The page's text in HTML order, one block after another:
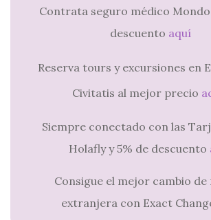
Contrata seguro médico
descuento aquí
Reserva tours y excursiones en
Civitatis al mejor precio
Siempre conectado con las
Holafly y 5% de descuento
Consigue el mejor cambio de
extranjera con Exact